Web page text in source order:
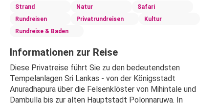
Strand Natur
Safari
Rundreisen
Privatrundreisen
Kultur
Rundreise & Baden
Informationen zur Reise
Diese Privatreise führt Sie zu den bedeutendsten
Tempelanlagen Sri Lankas - von der Königsstadt
Anuradhapura über die Felsenklöster von Mihintale und
Dambulla bis zur alten Hauptstadt Polonnaruwa. In